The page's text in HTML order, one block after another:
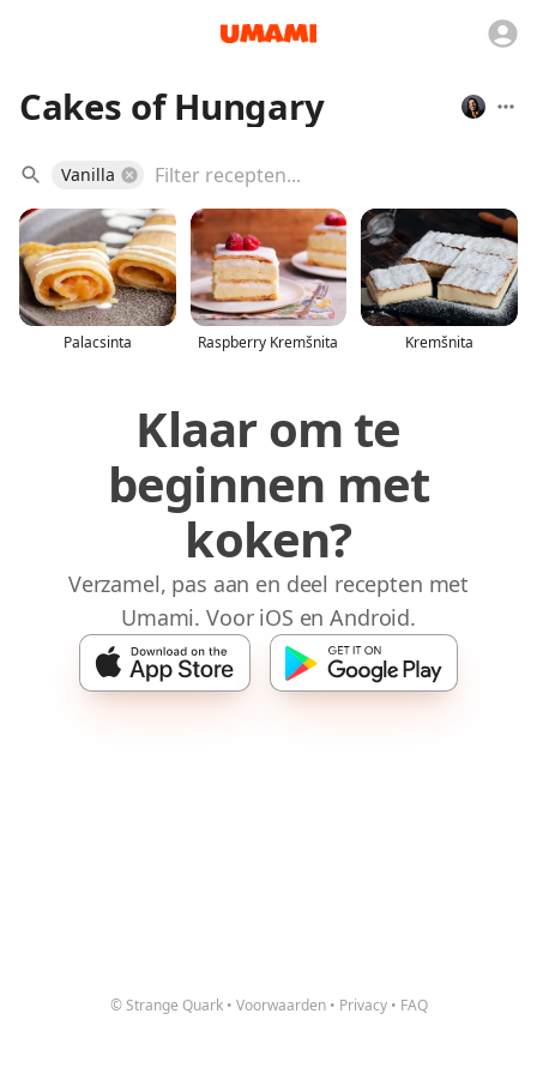
Cakes of Hungary
Vanilla
Palacsinta Raspberry Kremšnita Kremšnita
Klaar om te
beginnen met
koken?
Verzamel, pas aan en deel recepten met
Umami. Voor iOS en Android.
© Strange Quark • Voorwaarden • Privacy • FAQ